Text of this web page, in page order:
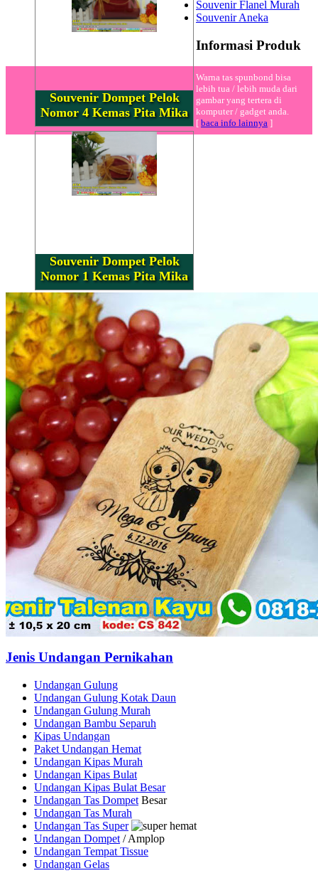
Souvenir Dompet Pelok
Nomor 4 Kemas Pita Mika
Souvenir Dompet Pelok
Nomor 1 Kemas Pita Mika
Souvenir Flanel Murah
Souvenir Aneka
Informasi Produk
Warna tas spunbond bisa
lebih tua / lebih muda dari
gambar yang tertera di
komputer / gadget anda.
[ baca info lainnya ]
Jenis Undangan Pernikahan
Undangan Gulung
Undangan Gulung Kotak Daun
Undangan Gulung Murah
Undangan Bambu Separuh
Kipas Undangan
Paket Undangan Hemat
Undangan Kipas Murah
Undangan Kipas Bulat
Undangan Kipas Bulat Besar
Undangan Tas Dompet Besar
Undangan Tas Murah
Undangan Tas Super
Undangan Dompet / Amplop
Undangan Tempat Tissue
Undangan Gelas